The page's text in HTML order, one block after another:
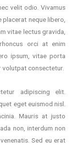
velit odio. Vivamus
neque libero,
vitae lectus gravida,
orci at enim
ipsum, vitae porta
volutpat consectetur.
adipiscing elit.
eget euismod nisl.
Mauris at justo
non, interdum non
Sed eu erat